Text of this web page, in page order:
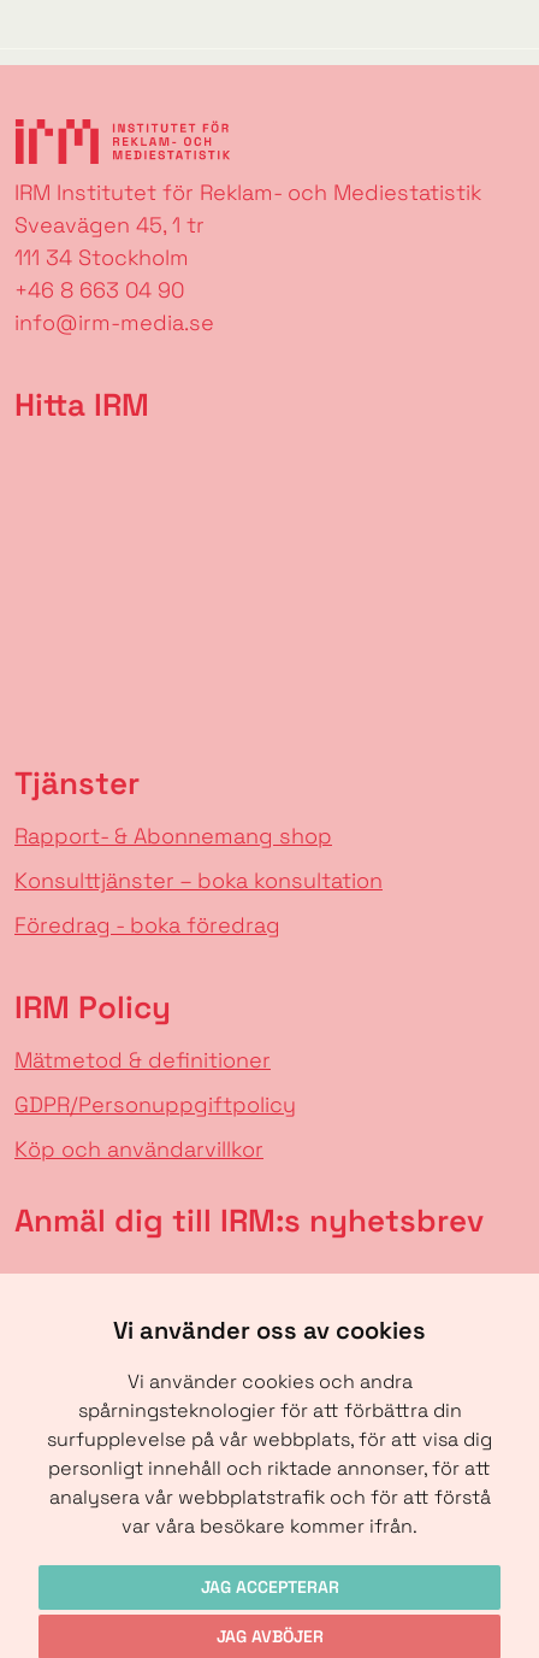
Vi använder oss av cookies
Vi använder cookies och andra
spårningsteknologier för att förbättra din
surfupplevelse på vår webbplats, för att visa dig
personligt innehåll och riktade annonser, för att
analysera vår webbplatstrafik och för att förstå
var våra besökare kommer ifrån.
JAG ACCEPTERAR
JAG AVBÖJER
IRM Institutet för Reklam- och Mediestatistik
Sveavägen 45, 1 tr
111 34 Stockholm
+46 8 663 04 90
info@irm-media.se
Hitta IRM
Tjänster
Rapport- & Abonnemang shop
Konsulttjänster – boka konsultation
Föredrag - boka föredrag
IRM Policy
Mätmetod & definitioner
GDPR/Personuppgiftpolicy
Köp och användarvillkor
Anmäl dig till IRM:s nyhetsbrev
SKICKA